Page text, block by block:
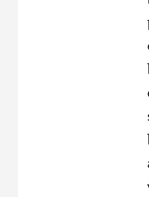
Фотоконкурс
Фотоконкурс